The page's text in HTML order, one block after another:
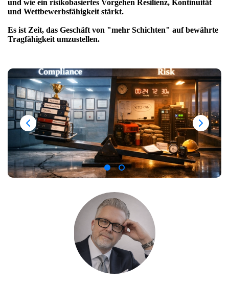
und wie ein risikobasiertes Vorgehen Resilienz, Kontinuität
und Wettbewerbsfähigkeit stärkt.
Es ist Zeit, das Geschäft von "mehr Schichten" auf bewährte
Tragfähigkeit umzustellen.